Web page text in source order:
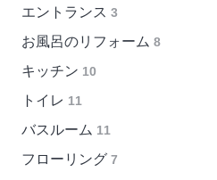
エントランス 3
お風呂のリフォーム 8
キッチン 10
トイレ 11
バスルーム 11
フローリング 7